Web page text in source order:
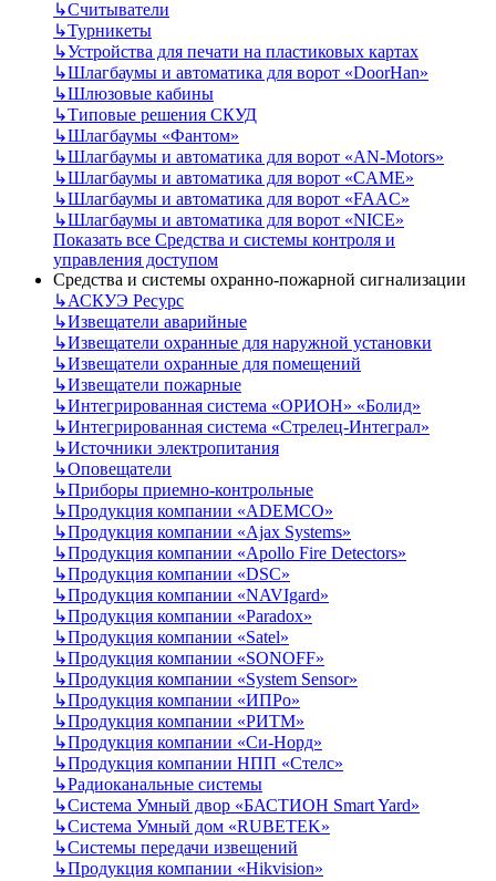
↳Считыватели
↳Турникеты
↳Устройства для печати на пластиковых картах
↳Шлагбаумы и автоматика для ворот «DoorHan»
↳Шлюзовые кабины
↳Типовые решения СКУД
↳Шлагбаумы «Фантом»
↳Шлагбаумы и автоматика для ворот «AN-Motors»
↳Шлагбаумы и автоматика для ворот «CAME»
↳Шлагбаумы и автоматика для ворот «FAAC»
↳Шлагбаумы и автоматика для ворот «NICE»
Показать все Средства и системы контроля и
управления доступом
Средства и системы охранно-пожарной сигнализации
↳АСКУЭ Ресурс
↳Извещатели аварийные
↳Извещатели охранные для наружной установки
↳Извещатели охранные для помещений
↳Извещатели пожарные
↳Интегрированная система «ОРИОН» «Болид»
↳Интегрированная система «Стрелец-Интеграл»
↳Источники электропитания
↳Оповещатели
↳Приборы приемно-контрольные
↳Продукция компании «ADEMCO»
↳Продукция компании «Ajax Systems»
↳Продукция компании «Apollo Fire Detectors»
↳Продукция компании «DSC»
↳Продукция компании «NAVIgard»
↳Продукция компании «Paradox»
↳Продукция компании «Satel»
↳Продукция компании «SONOFF»
↳Продукция компании «System Sensor»
↳Продукция компании «ИПРо»
↳Продукция компании «РИТМ»
↳Продукция компании «Си-Норд»
↳Продукция компании НПП «Стелс»
↳Радиоканальные системы
↳Система Умный двор «БАСТИОН Smart Yard»
↳Система Умный дом «RUBETEK»
↳Системы передачи извещений
↳Продукция компании «Hikvision»